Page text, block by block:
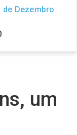
de Dezembro
um